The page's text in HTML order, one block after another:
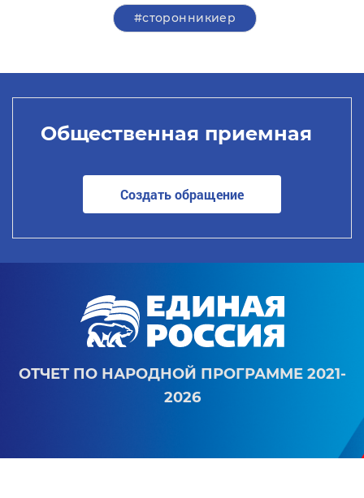
#сторонникиер
Общественная приемная
Создать обращение
ОТЧЕТ ПО НАРОДНОЙ ПРОГРАММЕ 2021-
2026